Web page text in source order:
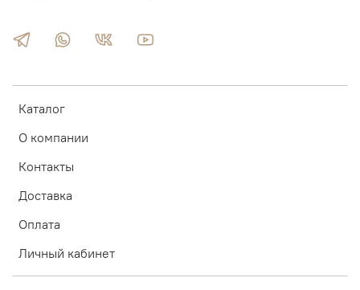
Каталог
О компании
Контакты
Доставка
Оплата
Личный кабинет